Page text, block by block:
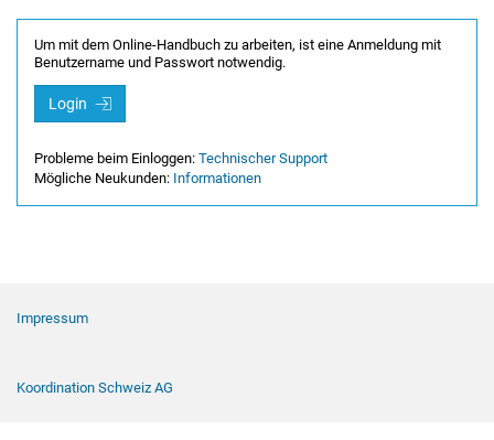
Um mit dem Online-Handbuch zu arbeiten, ist eine Anmeldung mit
Benutzername und Passwort notwendig.
Login
Probleme beim Einloggen: Technischer Support
Mögliche Neukunden: Informationen
Impressum
Koordination Schweiz AG